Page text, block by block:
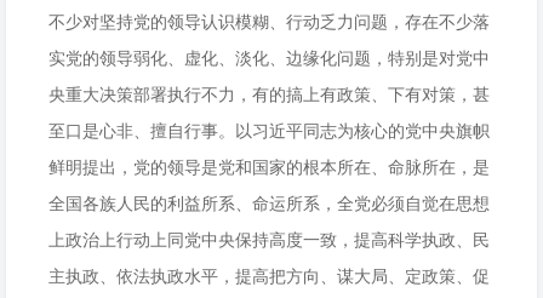
不少对坚持党的领导认识模糊、行动乏力问题，存在不少落
实党的领导弱化、虚化、淡化、边缘化问题，特别是对党中
央重大决策部署执行不力，有的搞上有政策、下有对策，甚
至口是心非、擅自行事。以习近平同志为核心的党中央旗帜
鲜明提出，党的领导是党和国家的根本所在、命脉所在，是
全国各族人民的利益所系、命运所系，全党必须自觉在思想
上政治上行动上同党中央保持高度一致，提高科学执政、民
主执政、依法执政水平，提高把方向、谋大局、定政策、促